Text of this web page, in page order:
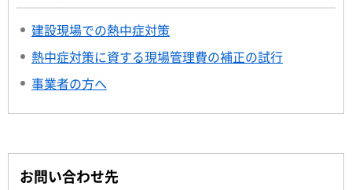
建設現場での熱中症対策
熱中症対策に資する現場管理費の補正の試行
事業者の方へ
お問い合わせ先